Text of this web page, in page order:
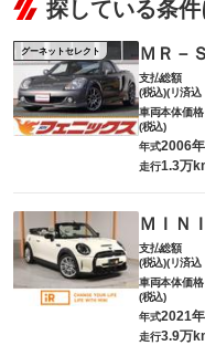
探している条
グーネットセレクト ＭＲ－Ｓ
支払総額
(税込)(リ済込
車両本体価格
(税込)
年式2006年
走行1.3万
ＭＩＮＩ
支払総額
(税込)(リ済込
車両本体価格
(税込)
年式2021年
走行3.9万